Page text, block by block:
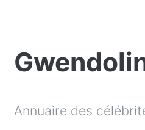
Annuaire des